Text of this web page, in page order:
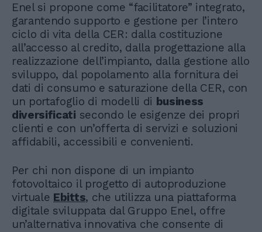
Enel si propone come “facilitatore” integrato,
garantendo supporto e gestione per l’intero
ciclo di vita della CER: dalla costituzione
all’accesso al credito, dalla progettazione alla
realizzazione dell’impianto, dalla gestione allo
sviluppo, dal popolamento alla fornitura dei
dati di consumo e saturazione della CER, con
un portafoglio di modelli di business
diversificati secondo le esigenze dei propri
clienti e con un’offerta di servizi e soluzioni
affidabili, accessibili e convenienti.
Per chi non dispone di un impianto
fotovoltaico il progetto di autoproduzione
virtuale Ebitts, che utilizza una piattaforma
digitale sviluppata dal Gruppo Enel, offre
un’alternativa innovativa che consente di